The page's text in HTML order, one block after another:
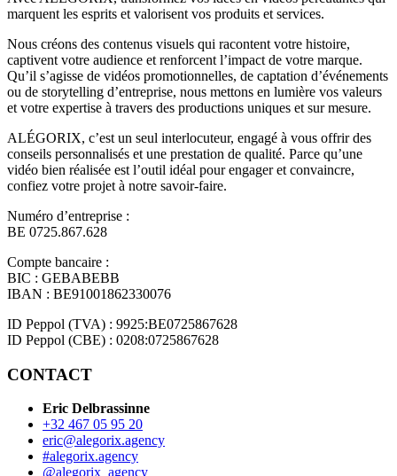
marquent les esprits et valorisent vos produits et services.
Nous créons des contenus visuels qui racontent votre histoire,
captivent votre audience et renforcent l’impact de votre marque.
Qu’il s’agisse de vidéos promotionnelles, de captation d’événements
ou de storytelling d’entreprise, nous mettons en lumière vos valeurs
et votre expertise à travers des productions uniques et sur mesure.
ALÉGORIX, c’est un seul interlocuteur, engagé à vous offrir des
conseils personnalisés et une prestation de qualité. Parce qu’une
vidéo bien réalisée est l’outil idéal pour engager et convaincre,
confiez votre projet à notre savoir-faire.
Numéro d’entreprise :
BE 0725.867.628
Compte bancaire :
BIC : GEBABEBB
IBAN : BE91001862330076
ID Peppol (TVA) : 9925:BE0725867628
ID Peppol (CBE) : 0208:0725867628
CONTACT
Eric Delbrassinne
+32 467 05 95 20
eric@alegorix.agency
#alegorix.agency
@alegorix_agency